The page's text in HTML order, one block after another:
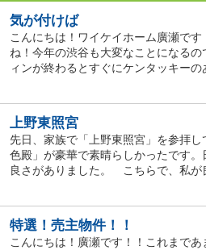
気が付けば
こんにちは！ワイケイホーム廣瀬で
ね！今年の渋谷も大変なことになる
ィンが終わるとすぐにケンタッキー
上野東照宮
先日、家族で「上野東照宮」を参拝
色殿」が豪華で素晴らしかったです
良さがありました。 こちらで、私が
特選！売主物件！！
こんにちは！廣瀬です！！これまで